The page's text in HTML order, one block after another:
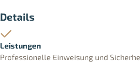
Details
Leistungen
Professionelle Einweisung und